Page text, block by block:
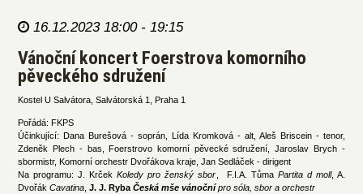
16.12.2023 18:00 - 19:15
Vánoční koncert Foerstrova komorního
pěveckého sdružení
Kostel U Salvátora, Salvátorská 1, Praha 1
Pořádá: FKPS
Účinkující: Dana Burešová - soprán, Lída Kromková - alt, Aleš Briscein - tenor,
Zdeněk Plech - bas, Foerstrovo komorní pěvecké sdružení, Jaroslav Brych -
sbormistr, Komorní orchestr Dvořákova kraje, Jan Sedláček - dirigent
Na programu: J. KrčekKoledy pro ženský sbor , F.I.A. Tůma Partita d moll, A.
DvořákCavatina ,J. J. RybaČeská mše vánočnípro sóla, sbor a orchestr